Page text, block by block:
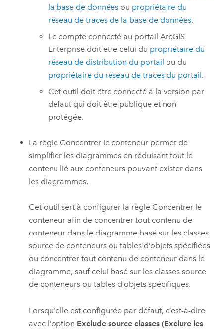
la base de données ou propriétaire du
réseau de traces de la base de données.
Le compte connecté au portailArcGIS
Enterprise doit être celui du propriétaire du
réseau de distribution du portail ou du
propriétaire du réseau de traces du portail.
Cet outil doit être connecté à la version par
défaut qui doit être publique et non
protégée.
La règle Concentrer le conteneur permet de
simplifier les diagrammes en réduisant tout le
contenu lié aux conteneurs pouvant exister dans
les diagrammes.
Cet outil sert à configurer la règle Concentrer le
conteneur afin de concentrer tout contenu de
conteneur dans le diagramme basé sur les classes
source de conteneurs ou tables d’objets spécifiées
ou concentrer tout contenu de conteneur dans le
diagramme, sauf celui basé sur les classes source
de conteneurs ou tables d’objets spécifiques.
Lorsqu'elle est configurée par défaut, c’est-à-dire
avec l’option Exclude source classes (Exclure les